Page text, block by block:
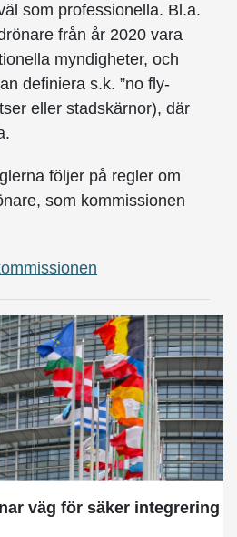
som professionella. Bl.a.
från år 2020 vara
myndigheter, och
definiera s.k. ”no fly-
eller stadskärnor), där
följer på regler om
som kommissionen
väg för säker integrering